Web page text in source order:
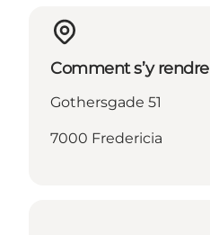
Comment s’y rendre
Gothersgade 51
7000 Fredericia